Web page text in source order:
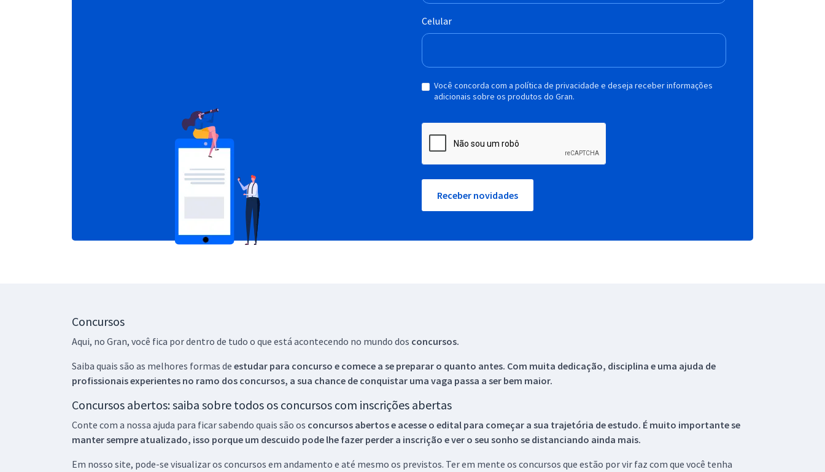
Celular
Você concorda com a política de privacidade e deseja receber informações
adicionais sobre os produtos do Gran.
Receber novidades
Concursos
Aqui, no Gran, você fica por dentro de tudo o que está acontecendo no mundo dos concursos.
Saiba quais são as melhores formas de estudar para concurso e comece a se preparar o quanto antes. Com muita dedicação, disciplina e uma ajuda de
profissionais experientes no ramo dos concursos, a sua chance de conquistar uma vaga passa a ser bem maior.
Concursos abertos: saiba sobre todos os concursos com inscrições abertas
Conte com a nossa ajuda para ficar sabendo quais são os concursos abertos e acesse o edital para começar a sua trajetória de estudo. É muito importante se
manter sempre atualizado, isso porque um descuido pode lhe fazer perder a inscrição e ver o seu sonho se distanciando ainda mais.
Em nosso site, pode-se visualizar os concursos em andamento e até mesmo os previstos. Ter em mente os concursos que estão por vir faz com que você tenha